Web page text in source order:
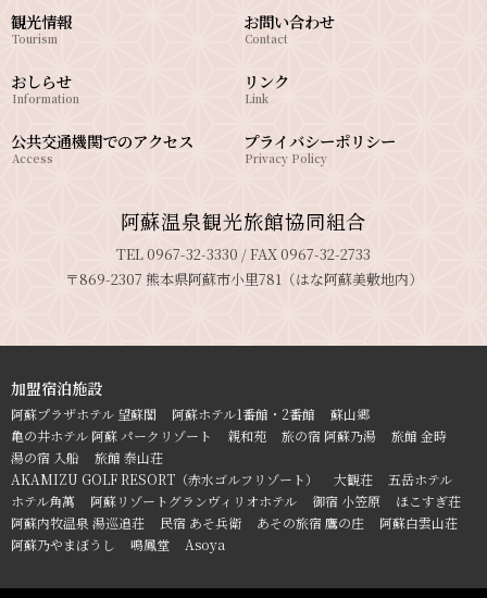
観光情報
Tourism
おしらせ
Information
公共交通機関でのアクセス
Access
お問い合わせ
Contact
リンク
Link
プライバシーポリシー
Privacy Policy
阿蘇温泉観光旅館協同組合
TEL 0967-32-3330 / FAX 0967-32-2733
〒869-2307 熊本県阿蘇市小里781（はな阿蘇美敷地内）
加盟宿泊施設
阿蘇プラザホテル 望蘇閣 阿蘇ホテル1番館・2番館
蘇山郷
亀の井ホテル 阿蘇 パークリゾート
親和苑 旅の宿 阿蘇乃湯
旅館 金時
湯の宿 入船
旅館 泰山荘
AKAMIZU GOLF RESORT（赤水ゴルフリゾート）
大観荘
五岳ホテル
ホテル角萬
阿蘇リゾートグランヴィリオホテル 御宿 小笠原
ほこすぎ荘
阿蘇内牧温泉 湯巡追荘
民宿 あそ兵衛 あその旅宿 鷹の庄
阿蘇白雲山荘
阿蘇乃やまぼうし
鳴鳳堂 Asoya